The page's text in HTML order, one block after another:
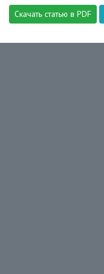
Скачать статью в PDF